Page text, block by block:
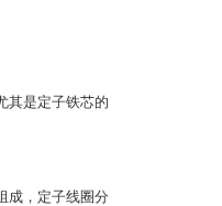
其是定子铁芯的
成，定子线圈分